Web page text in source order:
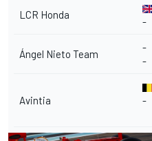
LCR Honda
-
Ángel Nieto Team
-
-
Avintia
-